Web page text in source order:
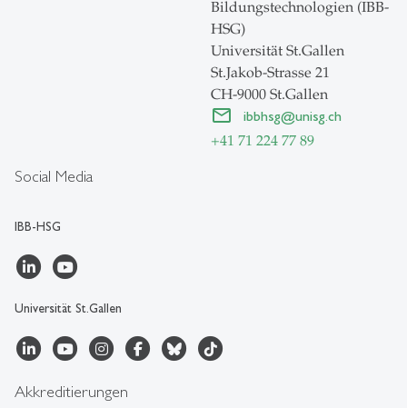
Social Media
IBB-HSG
Universität St.Gallen
Bildungstechnologien (IBB-
HSG)
Universität St.Gallen
St.Jakob-Strasse 21
CH-9000 St.Gallen
ibbhsg@unisg.ch
+41 71 224 77 89
Akkreditierungen